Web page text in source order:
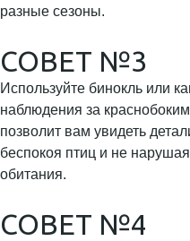
разные сезоны.
СОВЕТ №3
Используйте бинокль или
наблюдения за
позволит вам увидеть
беспокоя птиц и не
обитания.
СОВЕТ №4